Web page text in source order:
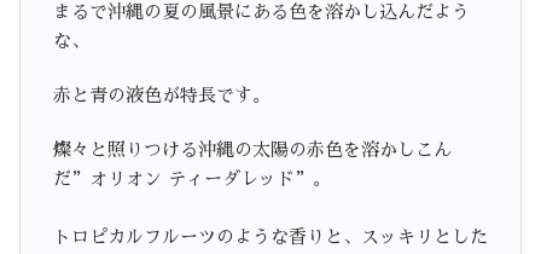
まるで沖縄の夏の風景にある色を溶かし込んだよう
な、
赤と青の液色が特長です。
燦々と照りつける沖縄の太陽の赤色を溶かしこん
だ”オリオン ティーダレッド”。
トロピカルフルーツのような香りと、スッキリとした